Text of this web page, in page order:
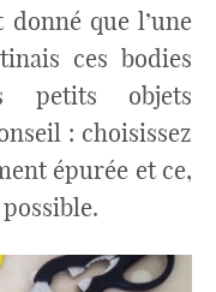
que l’une
ces bodies
petits objets
: choisissez
épurée et ce,